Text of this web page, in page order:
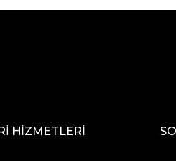
HİZMETLERİ